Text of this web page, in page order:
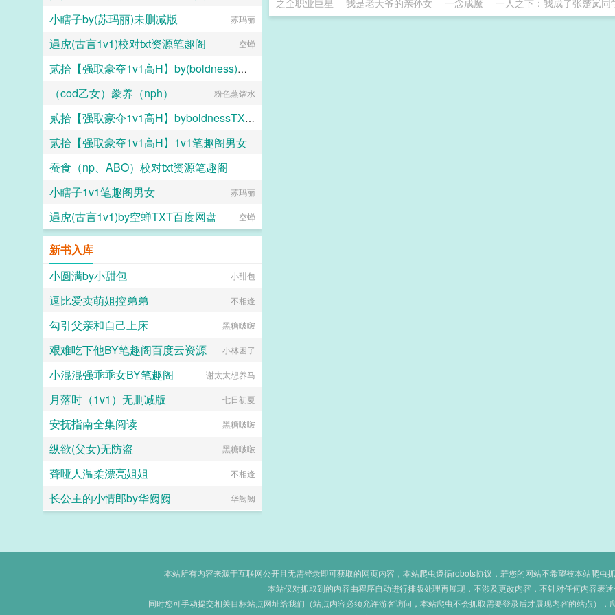
之全职业巨星 我是老天爷的亲孙女 一念成魔 一人之下：我成了张楚岚同
小瞎子by(苏玛丽)未删减版
苏玛丽
遇虎(古言1v1)校对txt资源笔趣阁 空蝉
贰拾【强取豪夺1v1高H】by(boldness)未删减版
boldness
（cod乙女）豢养（nph） 粉色蒸馏水
贰拾【强取豪夺1v1高H】byboldnessTXT百度网盘
boldness
贰拾【强取豪夺1v1高H】1v1笔趣阁男女
boldness
蚕食（np、ABO）校对txt资源笔趣阁
兔坠七（名字倒写版）
小瞎子1v1笔趣阁男女 苏玛丽
遇虎(古言1v1)by空蝉TXT百度网盘 空蝉
新书入库
小圆满by小甜包
小甜包
逗比爱卖萌姐控弟弟 不相逢
勾引父亲和自己上床 黑糖啵啵
艰难吃下他BY笔趣阁百度云资源 小林困了
小混混强乖乖女BY笔趣阁 谢太太想养马
月落时（1v1）无删减版 七日初夏
安抚指南全集阅读 黑糖啵啵
纵欲(父女)无防盗 黑糖啵啵
聋哑人温柔漂亮姐姐 不相逢
长公主的小情郎by华阙阙 华阙阙
本站所有内容来源于互联网公开且无需登录即可获取的网页内容，本站爬虫遵循robots协议，若您的网站不希望被本站爬虫
本站仅对抓取到的内容由程序自动进行排版处理再展现，不涉及更改内容，不针对任何内容表
同时您可手动提交相关目标站点网址给我们（站点内容必须允许游客访问，本站爬虫不会抓取需要登录后才展现内容的站点）